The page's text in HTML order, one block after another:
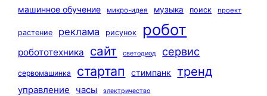
машинное обучение
микро-идея музыка поиск проект
растение реклама рисунок робот
робототехника сайт светодиод сервис
сервомашинка стартап стимпанк тренд
управление часы электричество